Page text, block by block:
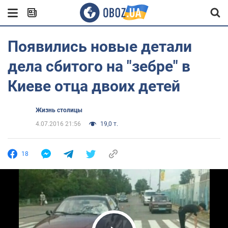
Появились новые детали
дела сбитого на "зебре" в
Киеве отца двоих детей
Жизнь столицы
4.07.2016 21:56
19,0 т.
18